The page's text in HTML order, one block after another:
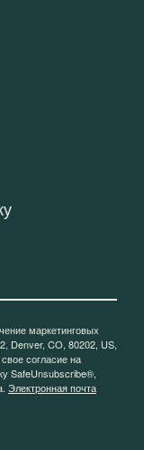
маркетинговых
Denver, CO, 80202, US,
согласие на
SafeUnsubscribe®,
Электронная почта